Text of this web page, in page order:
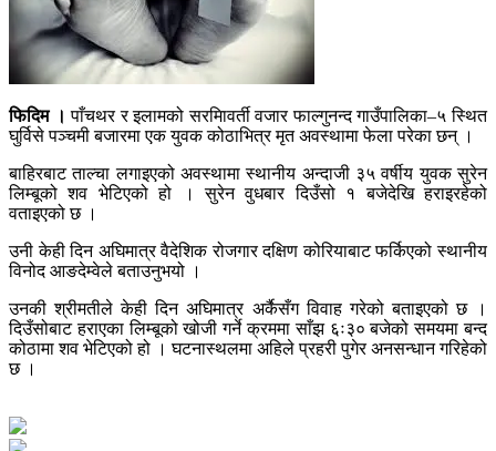
फिदिम । पाँचथर र इलामको सरमिावर्ती वजार फाल्गुनन्द गाउँपालिका–५ स्थित
घुर्विसे पञ्चमी बजारमा एक युवक कोठाभित्र मृत अवस्थामा फेला परेका छन् ।
बाहिरबाट ताल्चा लगाइएको अवस्थामा स्थानीय अन्दाजी ३५ वर्षीय युवक सुरेन
लिम्बूको शव भेटिएको हो । सुरेन वुधबार दिउँसो १ बजेदेखि हराइरहेको
वताइएको छ ।
उनी केही दिन अघिमात्र वैदेशिक रोजगार दक्षिण कोरियाबाट फर्किएको स्थानीय
विनोद आङदेम्वेले बताउनुभयो ।
उनकी श्रीमतीले केही दिन अघिमात्र अर्कैसँग विवाह गरेको बताइएको छ ।
दिउँसोबाट हराएका लिम्बूको खोजी गर्ने क्रममा साँझ ६ः३० बजेको समयमा बन्द
कोठामा शव भेटिएको हो । घटनास्थलमा अहिले प्रहरी पुगेर अनसन्धान गरिहेको
छ ।